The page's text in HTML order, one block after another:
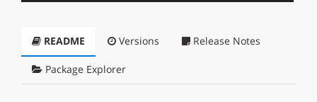
README Versions Release Notes
Package Explorer